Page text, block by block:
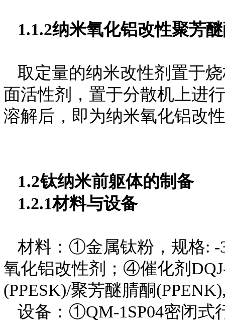
1.1.2纳米氧化铝改性聚芳
取定量的纳米改性剂置于
面活性剂，置于分散机上进
溶解后，即为纳米氧化铝改
1.2钛纳米前躯体的制备
1.2.1材料与设备
材料：①金属钛粉，规格: -
氧化铝改性剂；④催化剂
(PPESK)/聚芳醚腈酮
设备：①QM-1SP04密闭